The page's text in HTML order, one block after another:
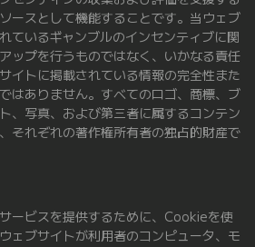
ースとして機能することです。当ウェブ
ているギャンブルのインセンティブに関
ップを行うものではなく、いかなる責任
イトに掲載されている情報の完全性また
はありません。 すべてのロゴ、商標、ブ
、写真、および第三者に属するコンテン
それぞれの著作権所有者の独占的財産で
ービスを提供するために、Cookieを使
ェブサイトが利用者のコンピュータ、モ